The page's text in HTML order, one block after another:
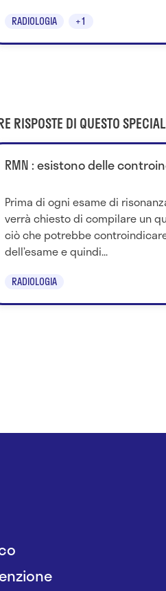
RADIOLOGIA +1
RISPOSTE DI QUESTO
RMN : esistono delle
Prima di ogni esame di
verrà chiesto di compilare un
ciò che potrebbe
dell’esame e quindi...
RADIOLOGIA